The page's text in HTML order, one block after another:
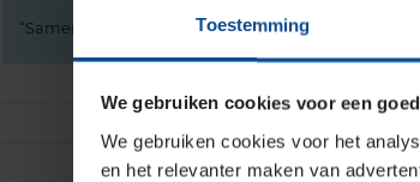
Toestemming
We gebruiken cookies voor een
We gebruiken cookies voor het
en het relevanter maken van
Samen met kwikfit een goede keus gemaakt